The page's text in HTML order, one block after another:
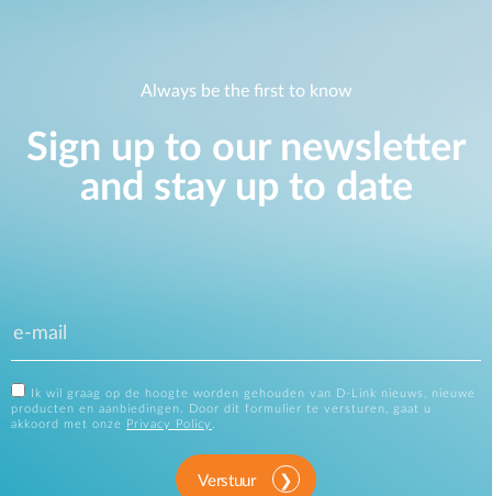
Always be the first to know
Sign up to our newsletter
and stay up to date
Ik wil graag op de hoogte worden gehouden van D-Link nieuws, nieuwe
producten en aanbiedingen. Door dit formulier te versturen, gaat u
akkoord met onze
Privacy Policy .
Verstuur